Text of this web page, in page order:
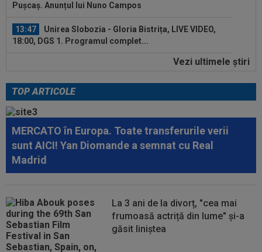
Pușcaș. Anunțul lui Nuno Campos
13:47
Unirea Slobozia - Gloria Bistrița, LIVE VIDEO,
18:00, DGS 1. Programul complet...
Cosmin Matei a fost suspendat pentru dopaj!
14:27
Filipe Coelho, băgat în ședință de Mihai Rotaru
după KuPS - Universitatea...
14:26 OFICIAL Meci anulat de Barcelona
14:22 FOTO
Florinel Coman a plecat, după două
14:18 VIDEO
S-a făcut transferul lui Franco
Mastantuono
14:07
Endrick va rămâne în La Liga, dar nu la Real
Vezi ultimele ştiri
TOP ARTICOLE
MERCATO în Europa. Toate transferurile verii
sunt AICI! Yan Diomande a semnat cu Real
Madrid
La 3 ani de la divorț, "cea mai
frumoasă actriță din lume" și-a
găsit liniștea